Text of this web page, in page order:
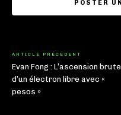
ARTICLE PRÉCÉDENT
Evan Fong : L’ascension brute
d’un électron libre avec «
pesos »